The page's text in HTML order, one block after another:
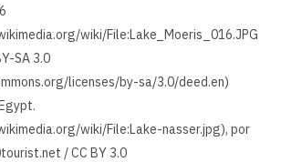
wiki/File:Lake_Moeris_016.JPG
licenses/by-sa/3.0/deed.en)
wiki/File:Lake-nasser.jpg), por
/ CC BY 3.0